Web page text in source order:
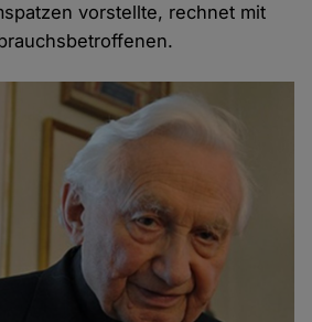
vorstellte, rechnet mit